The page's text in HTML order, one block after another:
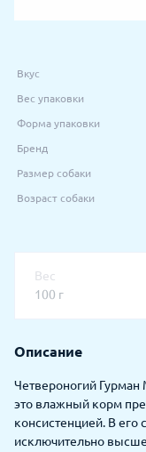
Вкус
Вес упаковки
Форма упаковки
Бренд
Размер собаки
Возраст собаки
Вес
100 г
Описание
Четвероногий
это влажный корм
консистенцией. В его
исключительно